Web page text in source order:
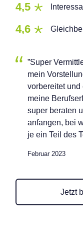
4,5
4,6
”Super
mein
vorbereitet und
meine
super beraten
anfangen, bei
je ein Teil des
Februar 2023
Jetzt